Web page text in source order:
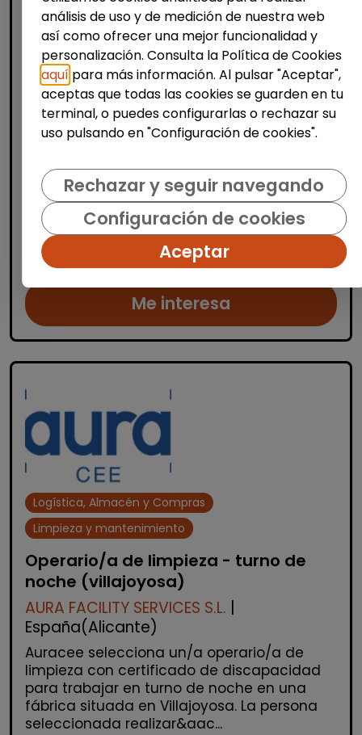
Limpieza y mantenimiento
Operario/a de limpieza de centros
escolares (alicante)
Se buscan varios/as operarios/as de
limpieza para trabajar en centros escolares
ubicados en Alicante, Benidorm y
localidades cercanas. Las personas
seleccionadas se encargarán de la limp...
Me interesa
Logística, Almacén y Compras
Limpieza y mantenimiento
Operario/a de limpieza - turno de
noche (villajoyosa)
AURA FACILITY SERVICES S.L.
España(Alicante)
Auracee selecciona un/a operario/a de
limpieza con certificado de discapacidad
para trabajar en turno de noche en una
fábrica situada en Villajoyosa. La persona
seleccionada realizar&aac...
análisis de uso y de medición de nuestra web
así como ofrecer una mejor funcionalidad y
personalización. Consulta la Política de Cookies
aquí para más información. Al pulsar "Aceptar",
aceptas que todas las cookies se guarden en tu
terminal, o puedes configurarlas o rechazar su
uso pulsando en "Configuración de cookies".
Rechazar y seguir navegando
Configuración de cookies
Aceptar